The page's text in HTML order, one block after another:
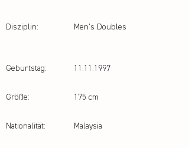
Disziplin: Men's Doubles
Geburtstag:
Größe:
Nationalität:
11.11.1997
175 cm
Malaysia